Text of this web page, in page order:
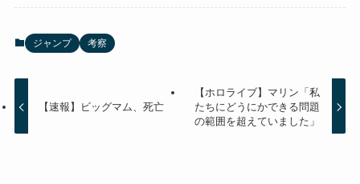
ジャンプ 考察
【速報】ビッグマム、死亡
【ホロライブ】マリン「私
たちにどうにかできる問題
の範囲を超えていました」